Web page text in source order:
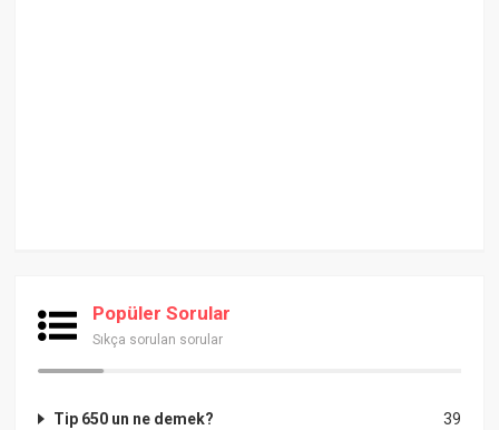
Popüler Sorular
Sıkça sorulan sorular
39
Tip 650 un ne demek?